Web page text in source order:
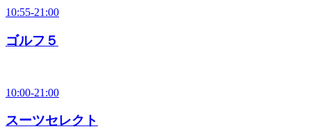
10:55-21:00
ゴルフ５
10:00-21:00
スーツセレクト